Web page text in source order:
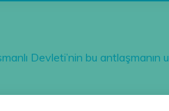
Devleti’nin bu antlaşmanın